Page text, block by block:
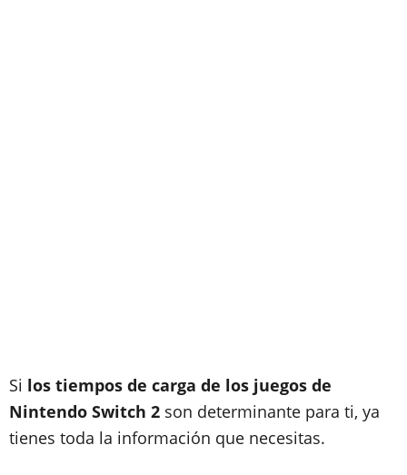
Si los tiempos de carga de los juegos de
Nintendo Switch 2 son determinante para ti, ya
tienes toda la información que necesitas.